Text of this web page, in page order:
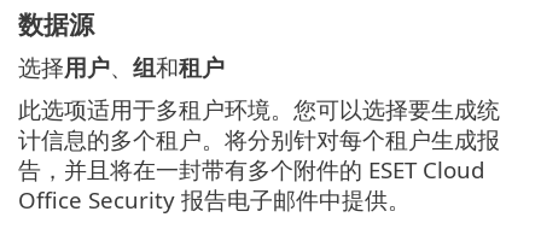
数据源
选择用户、 组和租户
此选项适用于多租户环境。您可以选择要生成统
计信息的多个租户。将分别针对每个租户生成报
告，并且将在一封带有多个附件的 ESET Cloud
Office Security 报告电子邮件中提供。